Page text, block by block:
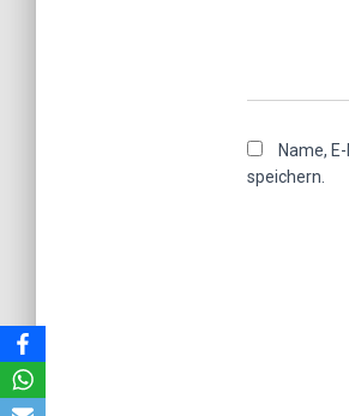
Name,
speichern.